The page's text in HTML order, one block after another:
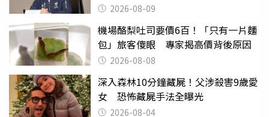
2026-08-09
機場酪梨吐司要價6百！「只有一片麵
包」旅客傻眼 專家揭高價背後原因
2026-08-08
深入森林10分鐘藏屍！父涉殺害9歲愛
女 恐怖藏屍手法全曝光
2026-08-04